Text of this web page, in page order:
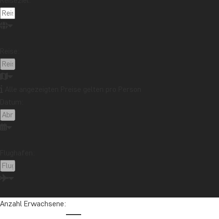
Der Uluru-Kata-Tjuta-Nationalpark, der früher unter dem
Anzahl Erwachsene: